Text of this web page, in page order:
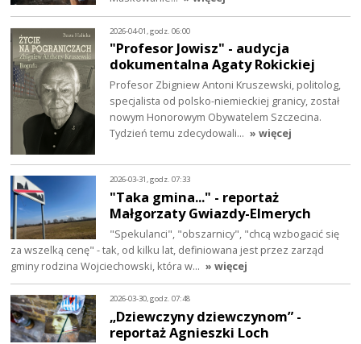
2026-04-01, godz. 06:00
"Profesor Jowisz" - audycja
dokumentalna Agaty Rokickiej
Profesor Zbigniew Antoni Kruszewski, politolog,
specjalista od polsko-niemieckiej granicy, został
nowym Honorowym Obywatelem Szczecina.
Tydzień temu zdecydowali… » więcej
2026-03-31, godz. 07:33
"Taka gmina..." - reportaż
Małgorzaty Gwiazdy-Elmerych
"Spekulanci", "obszarnicy", "chcą wzbogacić się
za wszelką cenę" - tak, od kilku lat, definiowana jest przez zarząd
gminy rodzina Wojciechowski, która w… » więcej
2026-03-30, godz. 07:48
„Dziewczyny dziewczynom” -
reportaż Agnieszki Loch